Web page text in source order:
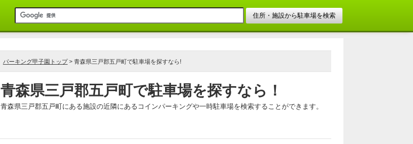
パーキング甲子園トップ> 青森県三戸郡五戸町で駐車場を探すなら!
青森県三戸郡五戸町で駐車場を探すなら！
青森県三戸郡五戸町にある施設の近隣にあるコインパーキングや一時駐車場を検索することができます。